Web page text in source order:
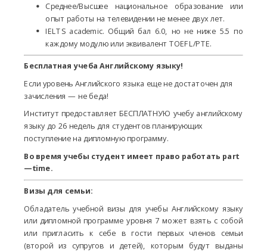
Среднее/Высшее национальное образование или
опыт работы на телевидении не менее двух лет.
IELTS academic. Общий бал 6.0, но не ниже 5.5 по
каждому модулю или эквивалент TOEFL/PTE.
Бесплатная учеба Английскому языку!
Если уровень Английского языка еще не достаточен для
зачисления — не беда!
Институт предоставляет БЕСПЛАТНУЮ учебу английскому
языку до 26 недель для студентов планирующих
поступление на дипломную программу.
Во время учебы студент имеет право работать part
—time.
Визы для семьи:
Обладатель учебной визы для учебы Английскому языку
или дипломной программе уровня 7 может взять с собой
или пригласить к себе в гости первых членов семьи
(второй из супругов и детей), которым будут выданы